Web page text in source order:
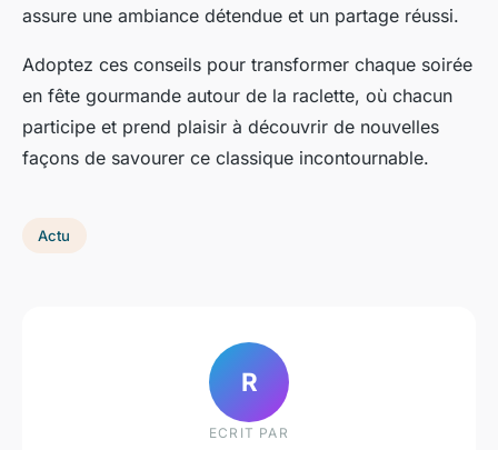
assure une ambiance détendue et un partage réussi.
Adoptez ces conseils pour transformer chaque soirée
en fête gourmande autour de la raclette, où chacun
participe et prend plaisir à découvrir de nouvelles
façons de savourer ce classique incontournable.
Actu
R
ECRIT PAR